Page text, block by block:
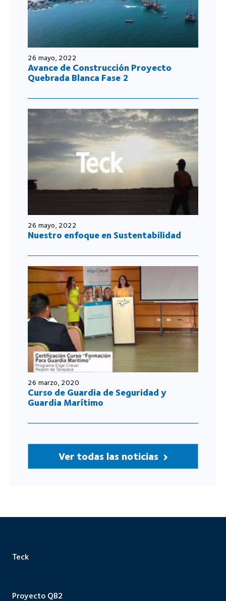
26 mayo, 2022
Avance de Construcción Proyecto
Quebrada Blanca Fase 2
26 mayo, 2022
Nuestro enfoque en Sustentabilidad
26 marzo, 2020
Curso de Guardia de Seguridad y
Guardia Marítimo
Ver todas las noticias
Teck
Proyecto QB2